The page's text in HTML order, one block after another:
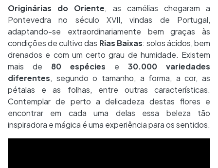
Originárias do Oriente, as camélias chegaram a
Pontevedra no século XVII, vindas de Portugal,
adaptando-se extraordinariamente bem graças às
condições de cultivo das Rias Baixas: solos ácidos, bem
drenados e com um certo grau de humidade. Existem
mais de 80 espécies e 30.000 variedades
diferentes, segundo o tamanho, a forma, a cor, as
pétalas e as folhas, entre outras características.
Contemplar de perto a delicadeza destas flores e
encontrar em cada uma delas essa beleza tão
inspiradora e mágica é uma experiência para os sentidos.